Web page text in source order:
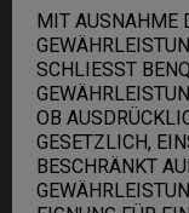
MIT AUSNAHME
SCHLIESST
OB
GESETZLICH,
BESCHRÄNKT